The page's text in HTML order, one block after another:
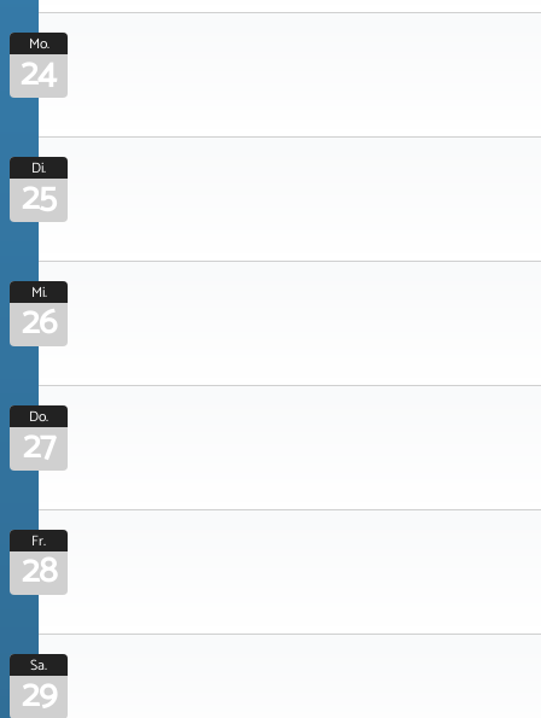
Mo.
24
Di.
25
Mi.
26
Do.
27
Fr.
28
Sa.
29